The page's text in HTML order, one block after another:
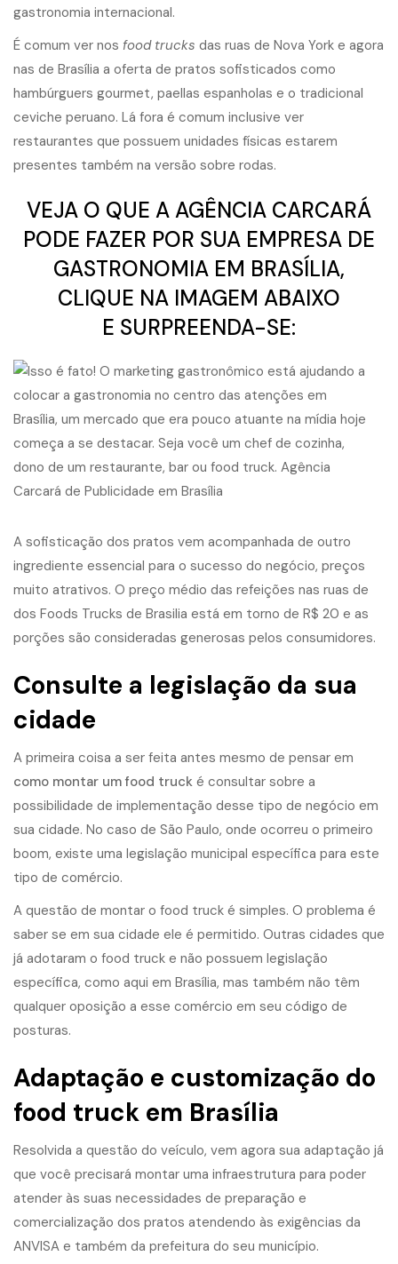
gastronomia internacional.
É comum ver nos food trucks das ruas de Nova York e agora
nas de Brasília a oferta de pratos sofisticados como
hambúrguers gourmet, paellas espanholas e o tradicional
ceviche peruano. Lá fora é comum inclusive ver
restaurantes que possuem unidades físicas estarem
presentes também na versão sobre rodas.
VEJA O QUE A AGÊNCIA CARCARÁ
PODE FAZER POR SUA EMPRESA DE
GASTRONOMIA EM BRASÍLIA,
CLIQUE NA IMAGEM ABAIXO
E SURPREENDA-SE:
A sofisticação dos pratos vem acompanhada de outro
ingrediente essencial para o sucesso do negócio, preços
muito atrativos. O preço médio das refeições nas ruas de
dos Foods Trucks de Brasilia está em torno de R$ 20 e as
porções são consideradas generosas pelos consumidores.
Consulte a legislação da sua
cidade
A primeira coisa a ser feita antes mesmo de pensar em
como montar um food truck é consultar sobre a
possibilidade de implementação desse tipo de negócio em
sua cidade. No caso de São Paulo, onde ocorreu o primeiro
boom, existe uma legislação municipal específica para este
tipo de comércio.
A questão de montar o food truck é simples. O problema é
saber se em sua cidade ele é permitido. Outras cidades que
já adotaram o food truck e não possuem legislação
específica, como aqui em Brasília, mas também não têm
qualquer oposição a esse comércio em seu código de
posturas.
Adaptação e customização do
food truck em Brasília
Resolvida a questão do veículo, vem agora sua adaptação já
que você precisará montar uma infraestrutura para poder
atender às suas necessidades de preparação e
comercialização dos pratos atendendo às exigências da
ANVISA e também da prefeitura do seu município.